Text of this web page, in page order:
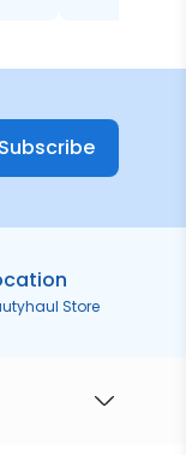
Subscribe
Store